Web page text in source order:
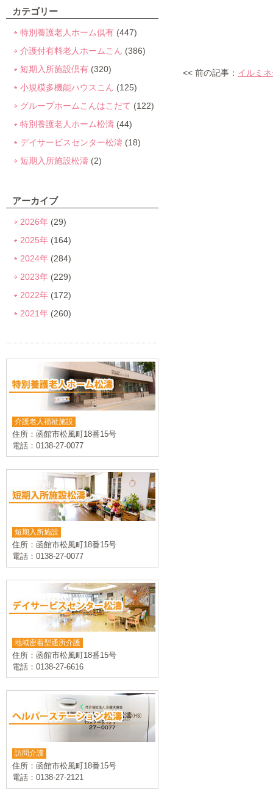
<< 前の記事： イルミ
カテゴリー
特別養護老人ホーム倶有 (447)
介護付有料老人ホームこん (386)
短期入所施設倶有 (320)
小規模多機能ハウスこん (125)
グループホームこんはこだて (122)
特別養護老人ホーム松濤 (44)
デイサービスセンター松濤 (18)
短期入所施設松濤 (2)
アーカイブ
2026年 (29)
2025年 (164)
2024年 (284)
2023年 (229)
2022年 (172)
2021年 (260)
介護老人福祉施設
住所：函館市松風町18番15号
電話：0138-27-0077
短期入所施設
住所：函館市松風町18番15号
電話：0138-27-0077
地域密着型通所介護
住所：函館市松風町18番15号
電話：0138-27-6616
訪問介護
住所：函館市松風町18番15号
電話：0138-27-2121